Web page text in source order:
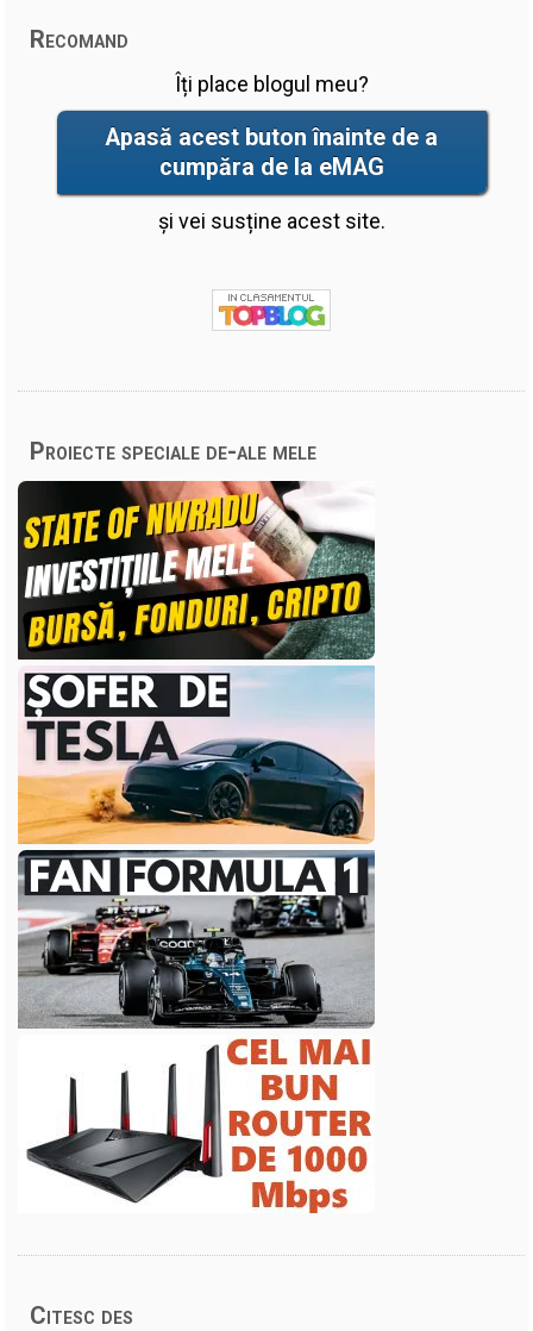
Recomand
Îți place blogul meu?
Apasă acest buton înainte de a
cumpăra de la eMAG
și vei susține acest site.
Proiecte speciale de-ale mele
Citesc des